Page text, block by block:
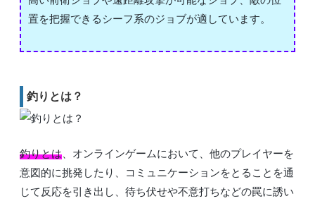
置を把握できるシーフ系のジョブが適しています。
釣りとは？
釣りとは 、オンラインゲームにおいて、他のプレイヤーを
意図的に挑発したり、コミュニケーションをとることを通
じて反応を引き出し、待ち伏せや不意打ちなどの罠に誘い